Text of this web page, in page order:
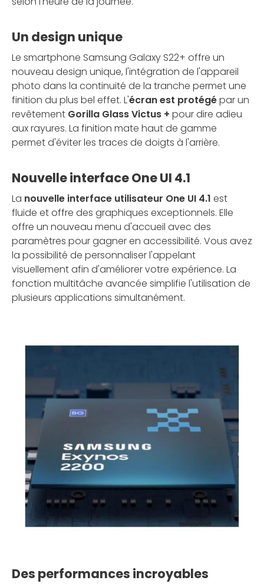
Un design unique
Le smartphone Samsung Galaxy S22+ offre un
nouveau design unique, l'intégration de l'appareil
photo dans la continuité de la tranche permet une
finition du plus bel effet. L'écran est protégépar un
revêtement Gorilla Glass Victus + pour dire adieu
aux rayures. La finition mate haut de gamme
permet d'éviter les traces de doigts à l'arrière.
Nouvelle interface One UI 4.1
La nouvelle interface utilisateur One UI 4.1 est
fluide et offre des graphiques exceptionnels. Elle
offre un nouveau menu d'accueil avec des
paramètres pour gagner en accessibilité. Vous avez
la possibilité de personnaliser l'appelant
visuellement afin d'améliorer votre expérience. La
fonction multitâche avancée simplifie l'utilisation de
plusieurs applications simultanément.
Des performances incroyables